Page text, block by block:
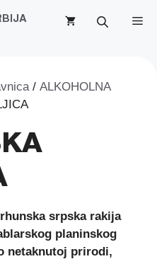
/ ALKOHOLNA
srpska rakija
planinskog
netaknutoj prirodi,